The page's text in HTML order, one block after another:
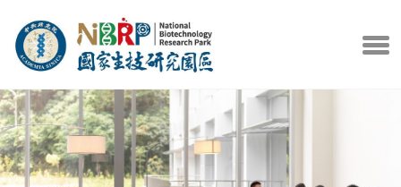
中央研究院官方網站 打開選